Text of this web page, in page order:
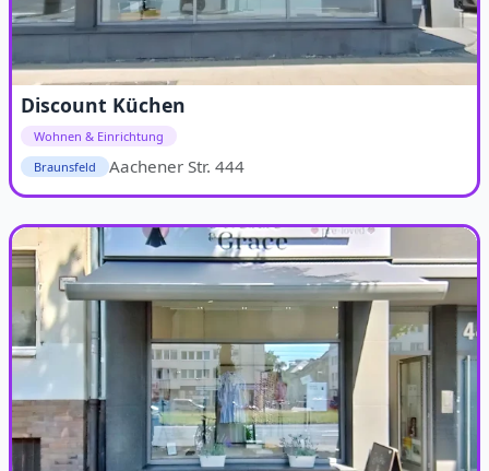
Discount Küchen
Wohnen & Einrichtung
Braunsfeld
Aachener Str. 444